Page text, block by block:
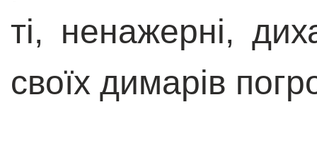
ті, ненажерні,
своїх димарів